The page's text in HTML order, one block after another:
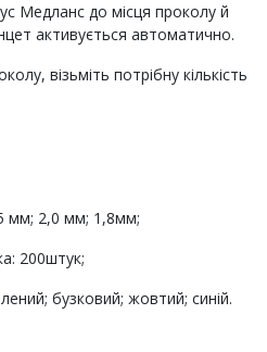
Медланс до місця проколу й
активується автоматично.
візьміть потрібну кількість
мм; 2,0 мм; 1,8мм;
200штук;
бузковий; жовтий; синій.